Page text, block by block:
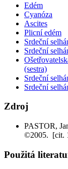
Edém
Cyanóza
Ascites
Plicní edém
Srdeční
Srdeční
(sestra)
Srdeční
Srdeční
Zdroj
PASTOR,
©2005. [cit.
Použitá